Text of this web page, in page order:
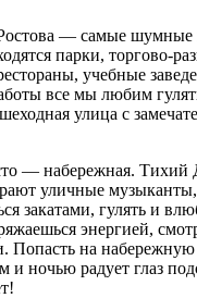
— самые шумные
парки, торгово-
учебные
все мы любим
улица с
— набережная. Тихий
уличные
закатами, гулять и
энергией,
Попасть на
и ночью радует глаз